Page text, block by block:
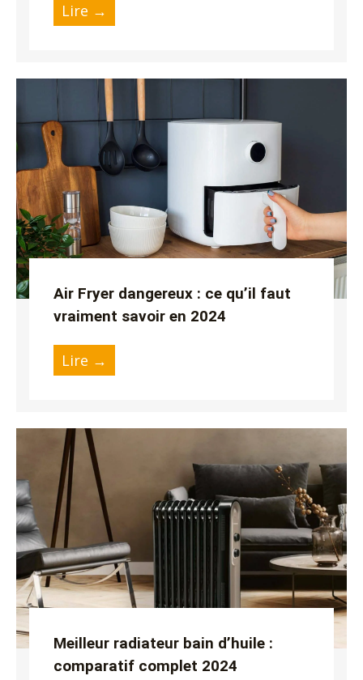
Lire →
Air Fryer dangereux : ce qu’il faut
vraiment savoir en 2024
Lire →
Meilleur radiateur bain d’huile :
comparatif complet 2024